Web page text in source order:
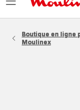
Ouvrir
Boutique en ligne
Moulinex